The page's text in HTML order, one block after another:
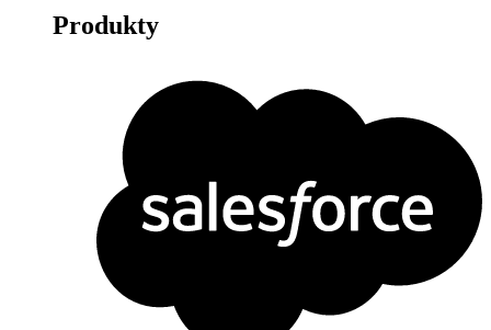
Produkty